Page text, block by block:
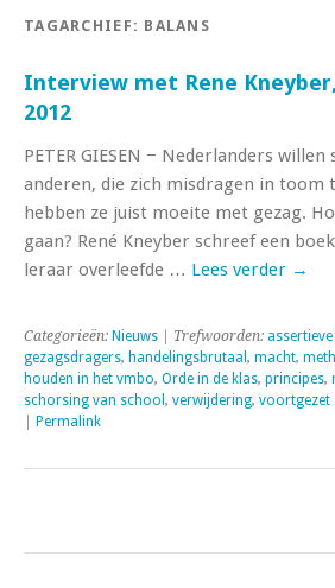
TAGARCHIEF: BALANS
Interview met Rene
2012
PETER GIESEN − Nederlanders
anderen, die zich misdragen in toom
hebben ze juist moeite met gezag.
gaan? René Kneyber schreef een
leraar overleefde … Lees verder →
Categorieën: Nieuws | Trefwoorden:
gezagsdragers, handelingsbrutaal , macht,
houden in het vmbo, Orde in de klas, principes,
schorsing van school , verwijdering, voortgezet
Permalink